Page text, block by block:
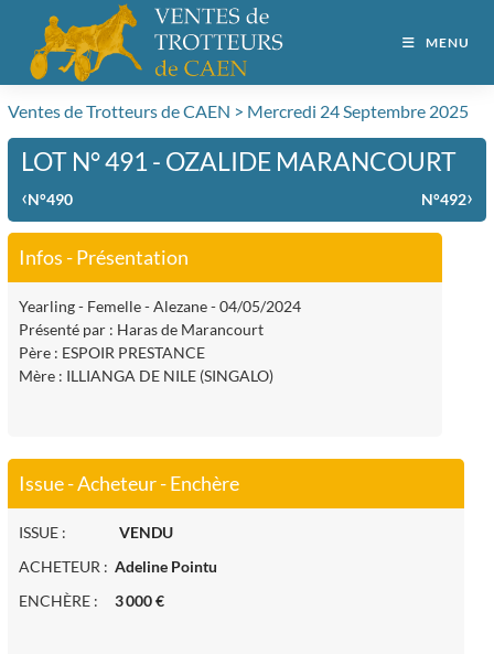
MENU
Ventes de Trotteurs de CAEN > Mercredi 24 Septembre 2025
LOT N° 491 - OZALIDE MARANCOURT
‹N°490 N°492›
Infos - Présentation
Yearling - Femelle - Alezane - 04/05/2024
Présenté par : Haras de Marancourt
Père : ESPOIR PRESTANCE
Mère : ILLIANGA DE NILE (SINGALO)
Issue - Acheteur - Enchère
ISSUE : VENDU
ACHETEUR : Adeline Pointu
ENCHÈRE : 3 000 €